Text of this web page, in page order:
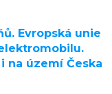
Evropská unie
na území Česka